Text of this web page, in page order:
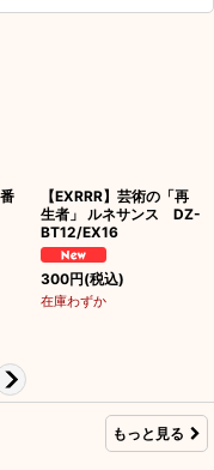
【EXRRR】芸術の「再
生者」 ルネサンス DZ-
BT12/EX16
300円(税込)
在庫わずか
もっと見る